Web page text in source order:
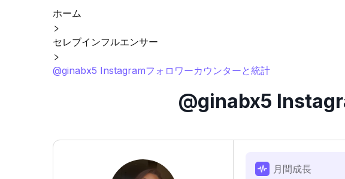
ホーム
セレブインフルエンサー
@ginabx5 Instagramフォロワーカウンターと統計
@ginabx5
月間成長